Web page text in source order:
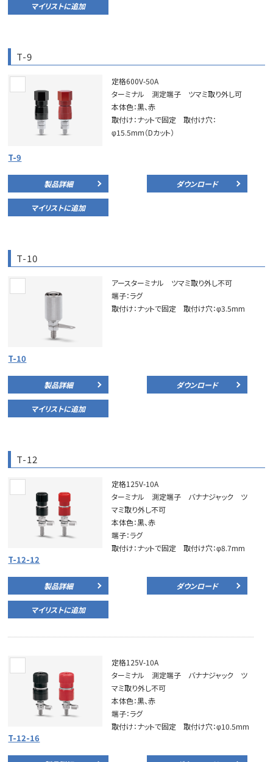
マイリストに追加
T-9
T-9
定格600V-50A
ターミナル 測定端子 ツマミ取り外し可
本体色：黒、赤
取付け：ナットで固定 取付け穴：
φ15.5mm（Dカット）
製品詳細 ダウンロード
マイリストに追加
T-10
T-10
アースターミナル ツマミ取り外し不可
端子：ラグ
取付け：ナットで固定 取付け穴：φ3.5mm
製品詳細 ダウンロード
マイリストに追加
T-12
T-12-12
定格125V-10A
ターミナル 測定端子 バナナジャック ツ
マミ取り外し不可
本体色：黒、赤
端子：ラグ
取付け：ナットで固定 取付け穴：φ8.7mm
製品詳細 ダウンロード
マイリストに追加
T-12-16
定格125V-10A
ターミナル 測定端子 バナナジャック ツ
マミ取り外し不可
本体色：黒、赤
端子：ラグ
取付け：ナットで固定 取付け穴：φ10.5mm